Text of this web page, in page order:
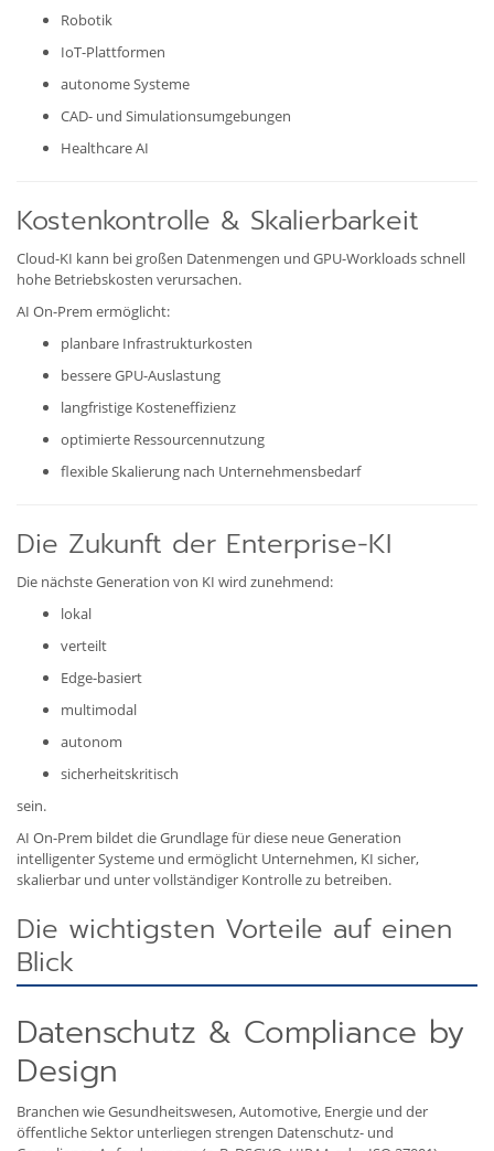
Robotik
IoT-Plattformen
autonome Systeme
CAD- und Simulationsumgebungen
Healthcare AI
Kostenkontrolle & Skalierbarkeit
Cloud-KI kann bei großen Datenmengen und GPU-Workloads schnell
hohe Betriebskosten verursachen.
AI On-Prem ermöglicht:
planbare Infrastrukturkosten
bessere GPU-Auslastung
langfristige Kosteneffizienz
optimierte Ressourcennutzung
flexible Skalierung nach Unternehmensbedarf
Die Zukunft der Enterprise-KI
Die nächste Generation von KI wird zunehmend:
lokal
verteilt
Edge-basiert
multimodal
autonom
sicherheitskritisch
sein.
AI On-Prem bildet die Grundlage für diese neue Generation
intelligenter Systeme und ermöglicht Unternehmen, KI sicher,
skalierbar und unter vollständiger Kontrolle zu betreiben.
Die wichtigsten Vorteile auf einen
Blick
Datenschutz & Compliance by
Design
Branchen wie Gesundheitswesen, Automotive, Energie und der
öffentliche Sektor unterliegen strengen Datenschutz- und